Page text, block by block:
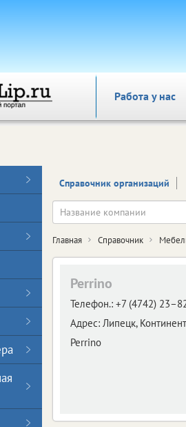
Работа у нас
Справочник организаций
Главная Справочник
Perrino
Телефон.: +7 (4742)
Адрес: Липецк,
Perrino